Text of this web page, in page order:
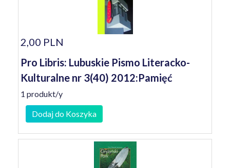
2,00 PLN
Pro Libris: Lubuskie Pismo Literacko-
Kulturalne nr 3(40) 2012:Pamięć
1 produkt/y
Dodaj do Koszyka